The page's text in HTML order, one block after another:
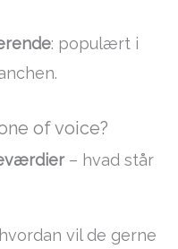
: populært i
of voice?
– hvad står
vil de gerne